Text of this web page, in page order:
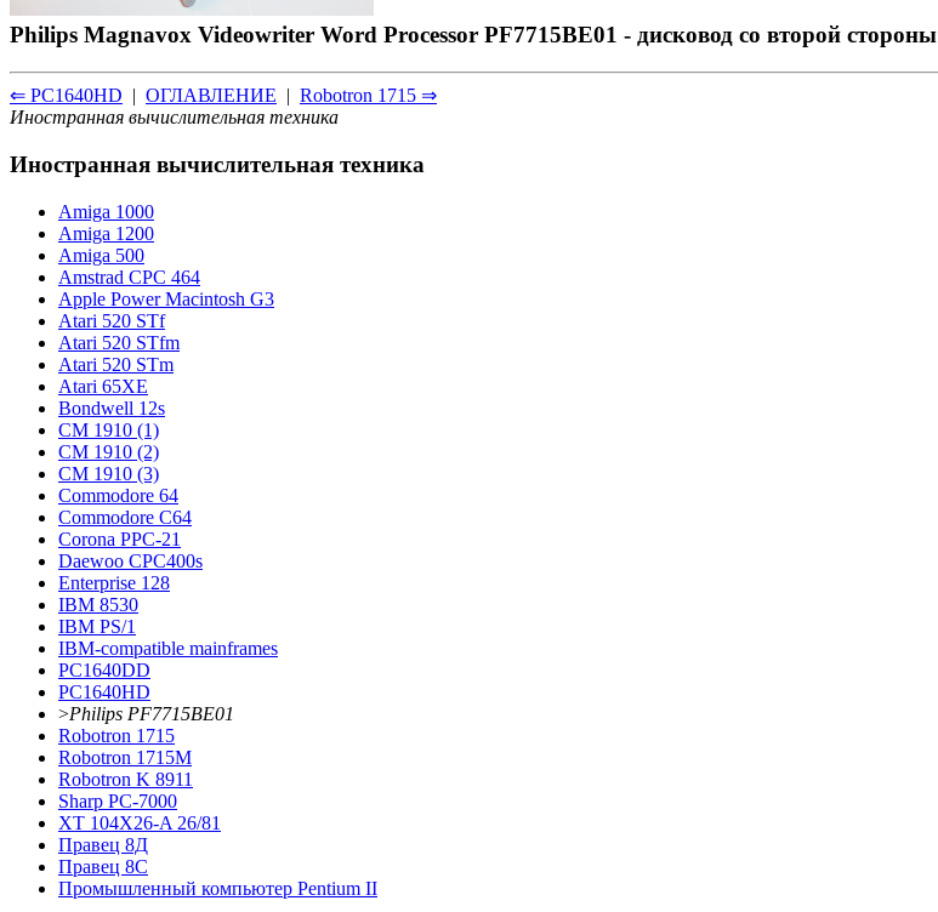
Philips Magnavox Videowriter Word Processor PF7715BE01 - дисковод со второй стороны
⇐ PC1640HD | ОГЛАВЛЕНИЕ | Robotron 1715 ⇒
Иностранная вычислительная техника
Иностранная вычислительная техника
Amiga 1000
Amiga 1200
Amiga 500
Amstrad CPC 464
Apple Power Macintosh G3
Atari 520 STf
Atari 520 STfm
Atari 520 STm
Atari 65XE
Bondwell 12s
CM 1910 (1)
CM 1910 (2)
CM 1910 (3)
Commodore 64
Commodore С64
Corona PPC-21
Daewoo CPC400s
Enterprise 128
IBM 8530
IBM PS/1
IBM-compatible mainframes
PC1640DD
PC1640HD
>Philips PF7715BE01
Robotron 1715
Robotron 1715М
Robotron K 8911
Sharp PC-7000
XT 104X26-A 26/81
Правец 8Д
Правец 8С
Промышленный компьютер Pentium II